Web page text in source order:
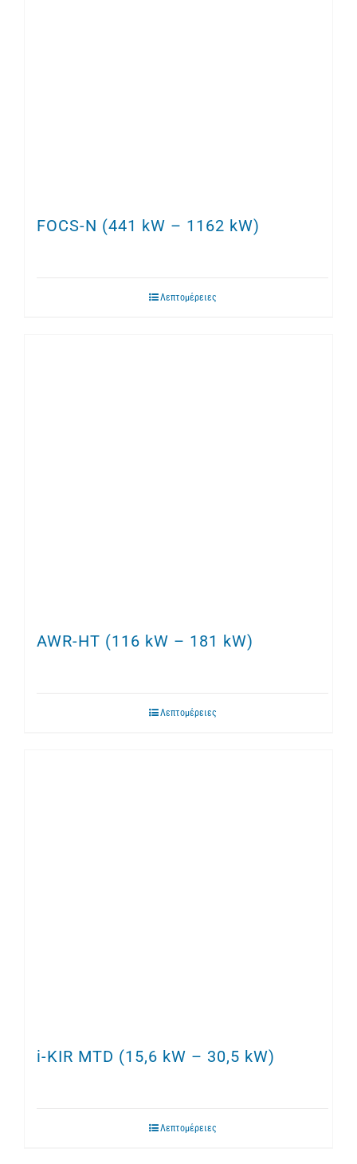
FOCS-N (441 kW – 1162 kW)
Λεπτομέρειες
AWR-HT (116 kW – 181 kW)
Λεπτομέρειες
i-KIR MTD (15,6 kW – 30,5 kW)
Λεπτομέρειες